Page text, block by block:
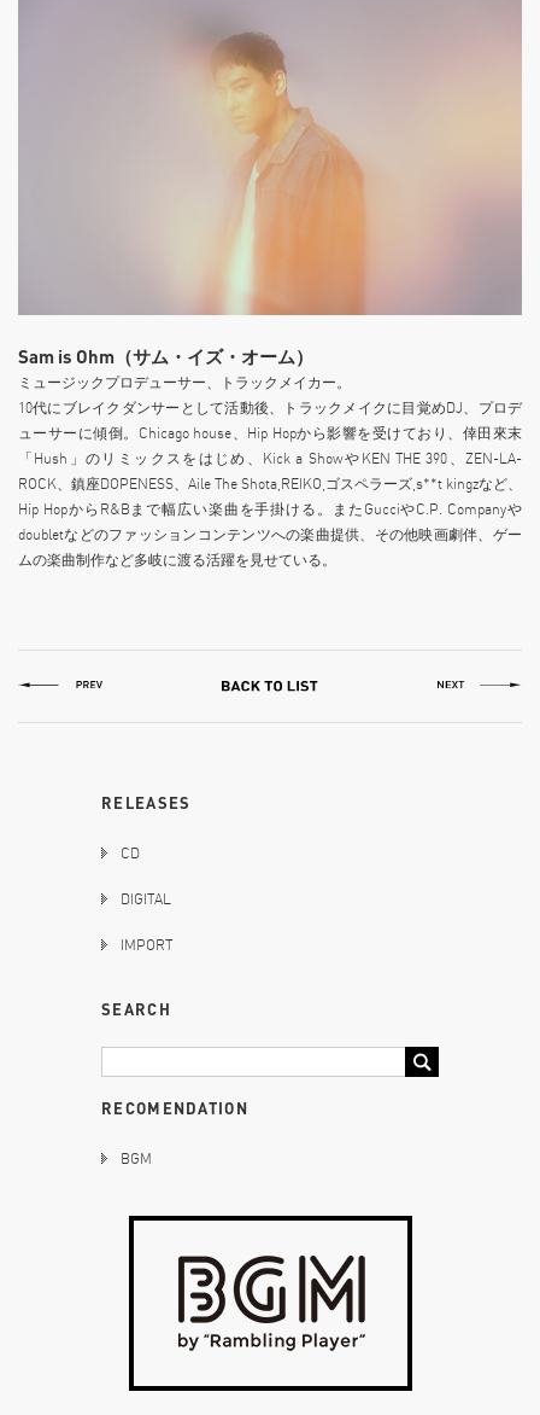
Sam is Ohm（サム・イズ・オーム）
ミュージックプロデューサー、トラックメイカー。
10代にブレイクダンサーとして活動後、トラックメイクに目覚めDJ、プロデ
ューサーに傾倒。Chicago house、Hip Hopから影響を受けており、倖田來末
「Hush」のリミックスをはじめ、Kick a ShowやKEN THE 390、ZEN-LA-
ROCK、鎮座DOPENESS、Aile The Shota,REIKO,ゴスペラーズ,s**t kingzなど、
Hip HopからR&Bまで幅広い楽曲を手掛ける。またGucciやC.P. Companyや
doubletなどのファッションコンテンツへの楽曲提供、その他映画劇伴、ゲー
ムの楽曲制作など多岐に渡る活躍を見せている。
RELEASES
CD
DIGITAL
IMPORT
SEARCH
RECOMENDATION
BGM